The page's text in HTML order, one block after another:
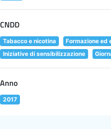
CNDD
Tabacco e nicotina
Formazione ed
Iniziative di sensibilizzazione
Anno
2017